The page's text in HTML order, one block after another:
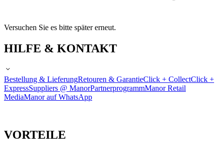
Versuchen Sie es bitte später erneut.
HILFE & KONTAKT
Bestellung & LieferungRetouren & GarantieClick + CollectClick +
ExpressSuppliers @ ManorPartnerprogrammManor Retail
MediaManor auf WhatsApp
VORTEILE